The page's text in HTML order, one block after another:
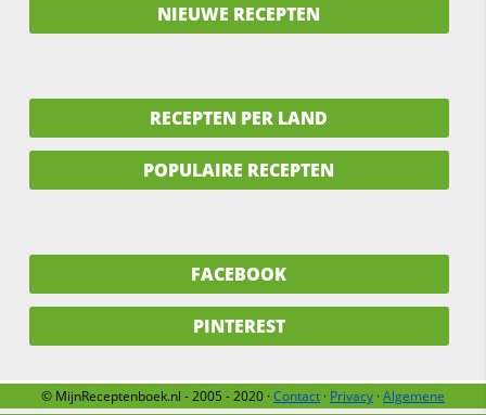
NIEUWE RECEPTEN
RECEPTEN PER LAND
POPULAIRE RECEPTEN
FACEBOOK
PINTEREST
© MijnReceptenboek.nl - 2005 - 2020 ·Contact · Privacy ·Algemene